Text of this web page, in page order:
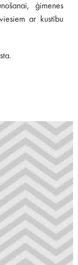
ģimenes
ar kustību